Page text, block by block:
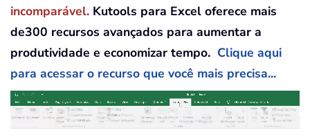
incomparável. Kutools para Excel oferece mais
de300 recursos avançados para aumentar a
produtividade e economizar tempo. Clique aqui
para acessar o recurso que você mais precisa...